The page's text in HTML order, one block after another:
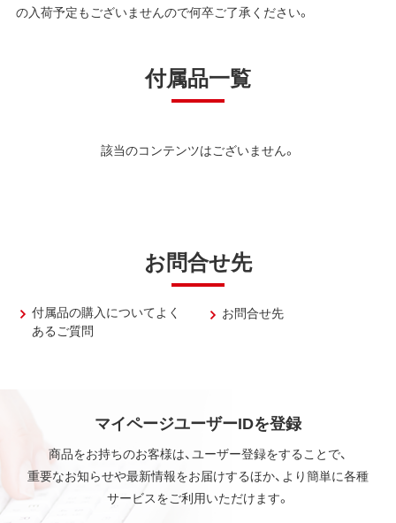
の入荷予定もございませんので何卒ご了承ください。
付属品一覧
該当のコンテンツはございません。
お問合せ先
付属品の購入についてよく
あるご質問
お問合せ先
マイページユーザーIDを登録
商品をお持ちのお客様は、ユーザー登録をすることで、
重要なお知らせや最新情報をお届けするほか、より簡単に各種
サービスをご利用いただけます。